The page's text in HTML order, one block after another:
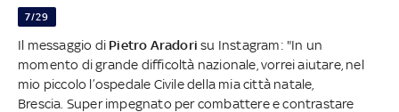
7/29
Il messaggio di Pietro Aradorisu Instagram: "In un
momento di grande difficoltà nazionale, vorrei aiutare, nel
mio piccolo l’ospedale Civile della mia città natale,
Brescia. Super impegnato per combattere e contrastare